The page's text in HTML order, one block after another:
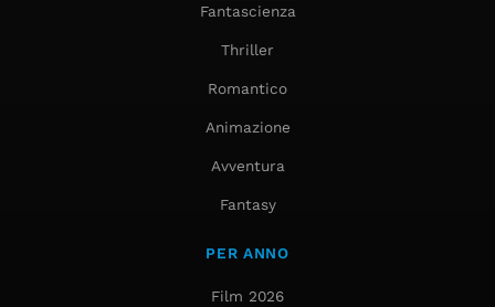
Fantascienza
Thriller
Romantico
Animazione
Avventura
Fantasy
PER ANNO
Film 2026